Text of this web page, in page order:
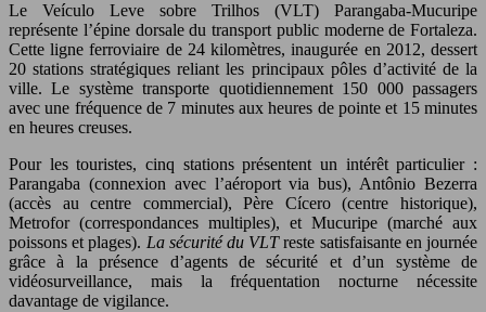
Le Veículo Leve sobre Trilhos (VLT) Parangaba-Mucuripe
représente l’épine dorsale du transport public moderne de Fortaleza.
Cette ligne ferroviaire de 24 kilomètres, inaugurée en 2012, dessert
20 stations stratégiques reliant les principaux pôles d’activité de la
ville. Le système transporte quotidiennement 150 000 passagers
avec une fréquence de 7 minutes aux heures de pointe et 15 minutes
en heures creuses.
Pour les touristes, cinq stations présentent un intérêt particulier :
Parangaba (connexion avec l’aéroport via bus), Antônio Bezerra
(accès au centre commercial), Père Cícero (centre historique),
Metrofor (correspondances multiples), et Mucuripe (marché aux
poissons et plages). La sécurité du VLTreste satisfaisante en journée
grâce à la présence d’agents de sécurité et d’un système de
vidéosurveillance, mais la fréquentation nocturne nécessite
davantage de vigilance.